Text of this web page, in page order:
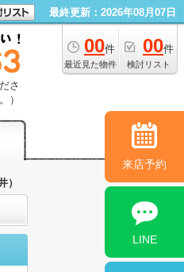
最終更新：2026年08月07日
00件
最近見た物件
00件
検討リスト
さ
）
）
来店予約
LINE